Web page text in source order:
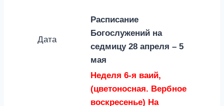
Дата
Расписание
Богослужений на
седмицу 28 апреля – 5
мая
Неделя 6-я ваий,
(цветоносная. Вербное
воскресенье) На